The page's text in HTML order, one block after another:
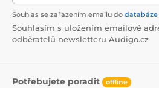
Souhlas se zařazením emailu do databáze
Souhlasím s uložením emailové
odběratelů newsletteru Audigo.cz
Potřebujete poradit offline